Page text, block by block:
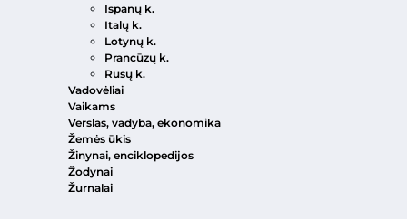
Ispanų k.
Italų k.
Lotynų k.
Prancūzų k.
Rusų k.
Vadovėliai
Vaikams
Verslas, vadyba, ekonomika
Žemės ūkis
Žinynai, enciklopedijos
Žodynai
Žurnalai